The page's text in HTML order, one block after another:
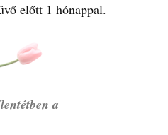
előtt 1 hónappal.
a